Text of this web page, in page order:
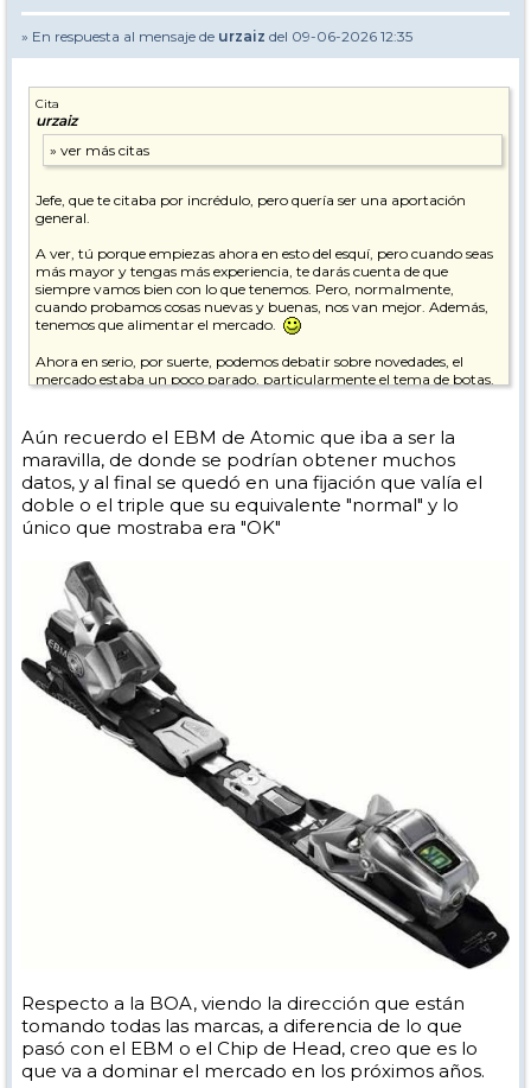
» En respuesta al mensaje de urzaiz del 09-06-2026 12:35
Cita
urzaiz
Jefe, que te citaba por incrédulo, pero quería ser una aportación
general.
A ver, tú porque empiezas ahora en esto del esquí, pero cuando seas
más mayor y tengas más experiencia, te darás cuenta de que
siempre vamos bien con lo que tenemos. Pero, normalmente,
cuando probamos cosas nuevas y buenas, nos van mejor. Además,
tenemos que alimentar el mercado.
Ahora en serio, por suerte, podemos debatir sobre novedades, el
mercado estaba un poco parado, particularmente el tema de botas.
En este tema de botas y valoraciones particulares al margen, me
alegro por la parte que les beneficia, además de a las marcas, a las
tiendas de esquí que se dedican al ajuste personalizado de botas.
Muchas veces el sustento de las tiendas tradicionales Que es casi un
milagro que sigan en la brecha.
Aún recuerdo el EBM de Atomic que iba a ser la
maravilla, de donde se podrían obtener muchos
datos, y al final se quedó en una fijación que valía el
doble o el triple que su equivalente "normal" y lo
único que mostraba era "OK"
Respecto a la BOA, viendo la dirección que están
tomando todas las marcas, a diferencia de lo que
pasó con el EBM o el Chip de Head, creo que es lo
que va a dominar el mercado en los próximos años.